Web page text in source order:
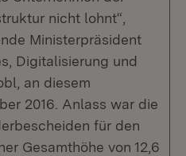
nicht lohnt“,
Ministerpräsident
Digitalisierung und
an diesem
2016. Anlass war die
für den
Gesamthöhe von 12,6